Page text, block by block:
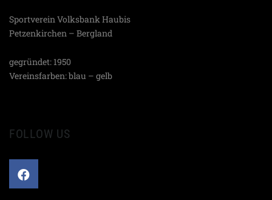
Sportverein Volksbank Haubis
Petzenkirchen – Bergland
gegründet: 1950
Vereinsfarben: blau – gelb
FOLLOW US